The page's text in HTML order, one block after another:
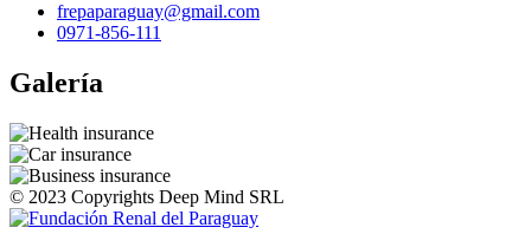
frepaparaguay@gmail.com
0971-856-111
Galería
© 2023 Copyrights Deep Mind SRL